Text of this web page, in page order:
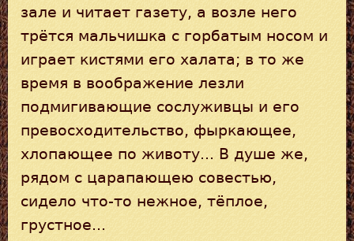
зале и читает газету, а возле него
трётся мальчишка с горбатым носом и
играет кистями его халата; в то же
время в воображение лезли
подмигивающие сослуживцы и его
превосходительство, фыркающее,
хлопающее по животу... В душе же,
рядом с царапающею совестью,
сидело что-то нежное, тёплое,
грустное...